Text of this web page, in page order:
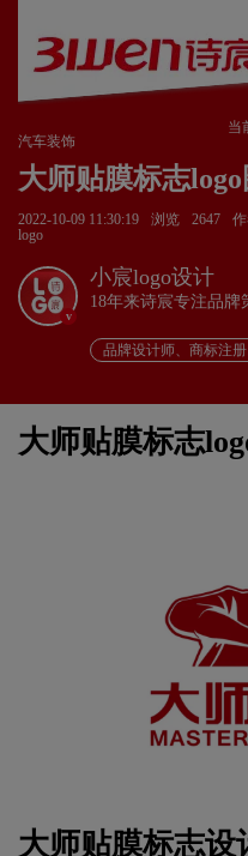
当
汽车装饰
大师贴膜标志
2022-10-09 11:30:19 浏览 2647
logo
v
小宸logo设计
18年来诗宸专注品牌
品牌设计师、商标注
大师贴膜标志
大师贴膜标志设